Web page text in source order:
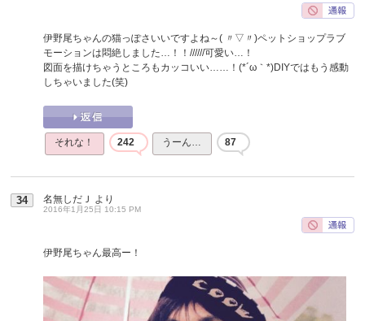
伊野尾ちゃんの猫っぽさいいですよね～( 〃▽〃)ペットショップラブ
モーションは悶絶しました…！！//////可愛い…！
図面を描けちゃうところもカッコいい……！(*´ω｀*)DIYではもう感動
しちゃいました(笑)
それな！ 242 うーん… 87
34 名無しだＪ より
2016年1月25日 10:15 PM
伊野尾ちゃん最高ー！